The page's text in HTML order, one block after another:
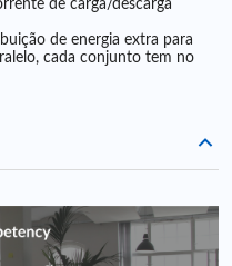
de carga/descarga
de energia extra para
cada conjunto tem no